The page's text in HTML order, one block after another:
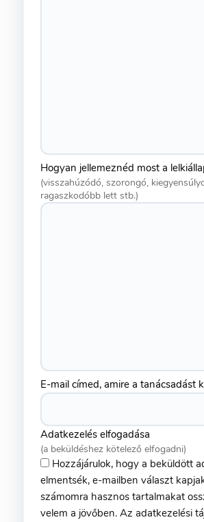
Hogyan jellemeznéd most a
(visszahúzódó, szorongó,
ragaszkodóbb lett stb.)
E-mail címed, amire a tanácsadást
Adatkezelés elfogadása
(a beküldéshez kötelező elfogadni)
Hozzájárulok, hogy a beküldött
elmentsék, e-mailben választ
számomra hasznos tartalmakat
velem a jövőben. Az adatkezelési